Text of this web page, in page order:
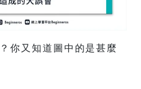
你又知道圖中的是甚麼